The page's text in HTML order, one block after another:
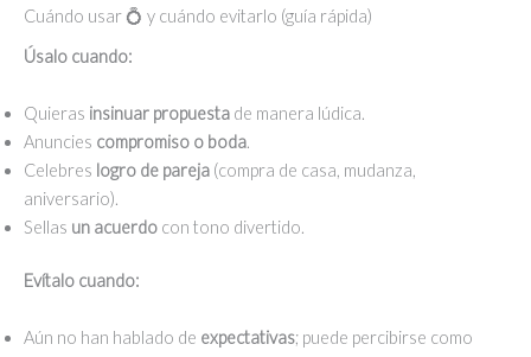
Cuándo usar 💍 y cuándo evitarlo (guía rápida)
Úsalo cuando:
Quieras insinuar propuesta de manera lúdica.
Anuncies compromiso o boda.
Celebres logro de pareja (compra de casa, mudanza,
aniversario).
Sellas un acuerdo con tono divertido.
Evítalo cuando:
Aún no han hablado de expectativas; puede percibirse como